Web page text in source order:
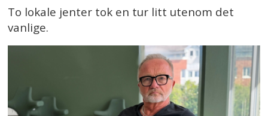
To lokale jenter tok en tur litt utenom det
vanlige.